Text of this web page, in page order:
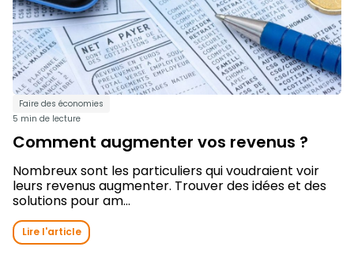
Faire des économies
5 min de lecture
Comment augmenter vos revenus ?
Nombreux sont les particuliers qui voudraient voir
leurs revenus augmenter. Trouver des idées et des
solutions pour am...
Lire l'article